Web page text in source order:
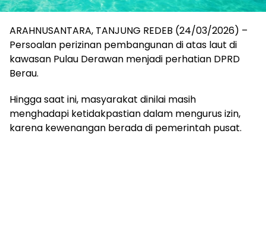
ARAHNUSANTARA, TANJUNG REDEB (24/03/2026) –
Persoalan perizinan pembangunan di atas laut di
kawasan Pulau Derawan menjadi perhatian DPRD
Berau.
Hingga saat ini, masyarakat dinilai masih
menghadapi ketidakpastian dalam mengurus izin,
karena kewenangan berada di pemerintah pusat.